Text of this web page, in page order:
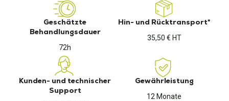
Geschätzte
Behandlungsdauer
72h
Hin- und Rücktransport*
35,50 € HT
Kunden- und technischer
Support
Gewährleistung
12 Monate